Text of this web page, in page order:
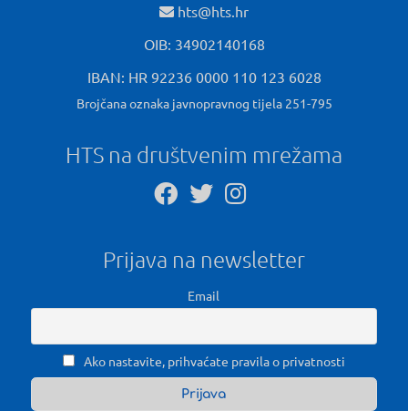
hts@hts.hr
OIB: 34902140168
IBAN: HR 92236 0000 110 123 6028
Brojčana oznaka javnopravnog tijela 251-795
HTS na društvenim mrežama
Prijava na newsletter
Email
Ako nastavite, prihvaćate pravila o privatnosti